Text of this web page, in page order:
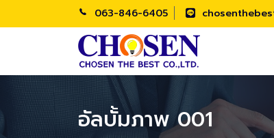
063-846-6405
อัลบั้มภาพ 001